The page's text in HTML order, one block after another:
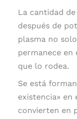
La cantidad
después de
plasma no
permanece en
que lo rodea.
Se está
existencia» en
convierten en